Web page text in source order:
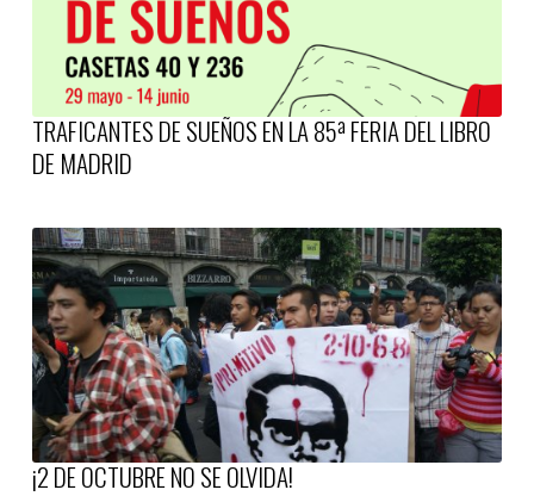
TRAFICANTES DE SUEÑOS EN LA 85ª FERIA DEL LIBRO
DE MADRID
¡2 DE OCTUBRE NO SE OLVIDA!